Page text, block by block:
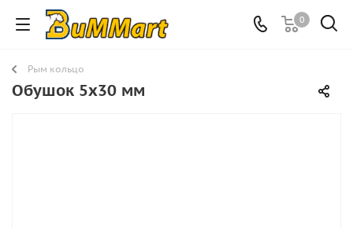
0
Рым кольцо
Обушок 5х30 мм